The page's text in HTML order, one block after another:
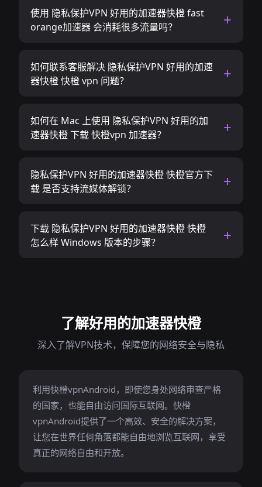
使用 隐私保护VPN 好用的加速器快橙 fast
orange加速器 会消耗很多流量吗？
如何联系客服解决 隐私保护VPN 好用的加速
器快橙 快橙 vpn 问题？
如何在 Mac 上使用 隐私保护VPN 好用的加
速器快橙 下载 快橙vpn 加速器？
隐私保护VPN 好用的加速器快橙 快橙官方下
载 是否支持流媒体解锁？
下载 隐私保护VPN 好用的加速器快橙 快橙
怎么样 Windows 版本的步骤？
了解好用的加速器快橙
深入了解VPN技术，保障您的网络安全与隐私
利用快橙vpnAndroid，即使您身处网络审查严格
的国家，也能自由访问国际互联网。快橙
vpnAndroid提供了一个高效、安全的解决方案，
让您在世界任何角落都能自由地浏览互联网，享受
真正的网络自由和开放。